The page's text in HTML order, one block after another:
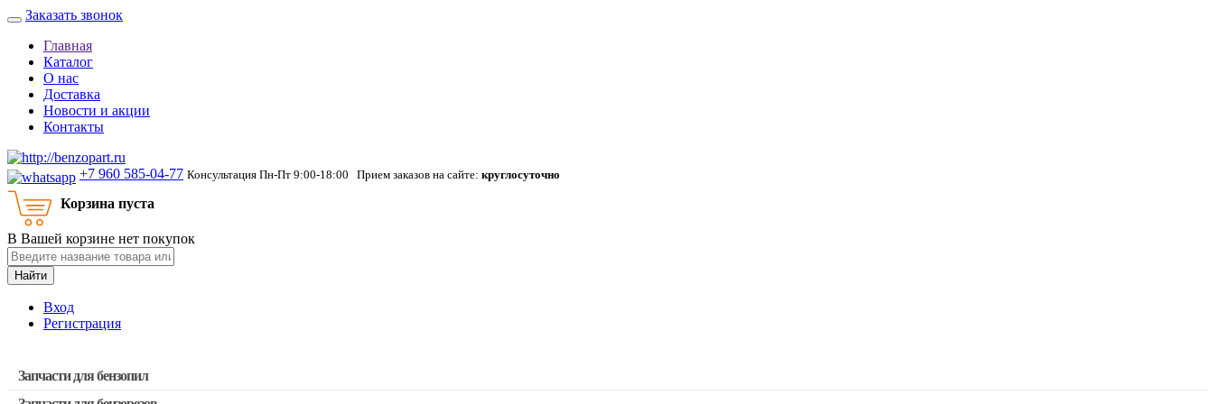
Заказать звонок
Главная
Каталог
О нас
Доставка
Новости и акции
Контакты
+7 960 585-04-77 Консультация Пн-Пт 9:00-18:00 Прием заказов на сайте: круглосуточно
Корзина пуста
В Вашей корзине нет покупок
Найти
Вход
Регистрация
Запчасти для бензопил